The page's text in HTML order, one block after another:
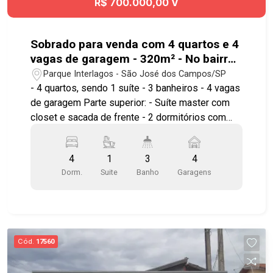
R$ 700.000,00 V
Sobrado para venda com 4 quartos e 4
vagas de garagem - 320m² - No bairro
Jardim Torrão de Ouro - SJC
Parque Interlagos - São José dos Campos/SP
- 4 quartos, sendo 1 suíte - 3 banheiros - 4 vagas
de garagem Parte superior: - Suíte master com
closet e sacada de frente - 2 dormitórios com
ambientes - 1 dormitório - banheiro social -copa
cozinha amplos com sanca e gabinete de pia
planejada - sacada vazada em granito -
supermercados, padarias, farmácias, academias
e comércio geral. Agende sua visita!!!
#imobiliária #sobradoparavenda #sobrado
4
Dorm.
1
Suite
3
Banho
4
Garagens
Cód. 17560